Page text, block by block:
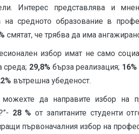
Интерес представлява и
на средното образование в
смятат, че трябва да има
избор имат не само
среда; 29,8%бърза реализация; 16%
вътрешна убеденост.
да направите избор на
28 %от запитаните студенти
първоначалния избор на